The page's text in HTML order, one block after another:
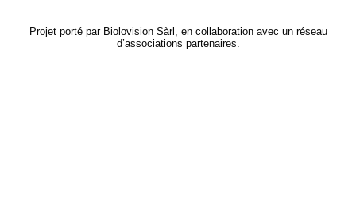
Projet porté par Biolovision Sàrl, en collaboration avec un réseau
d’associations partenaires.